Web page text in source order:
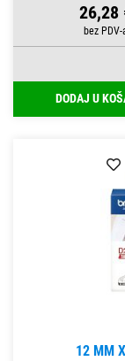
26,28
DODAJ U
12 MM